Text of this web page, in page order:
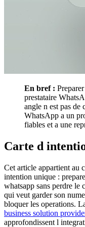
En bref :
prestataire
angle n est pas
WhatsApp a un
fiables et a une
Carte d
Cet article appartient au
intention unique :
whatsapp sans perdre le
qui veut garder son
bloquer les operations.
business solution
approfondissent l